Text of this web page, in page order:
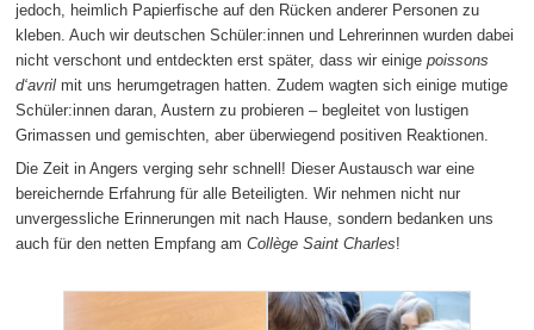
jedoch, heimlich Papierfische auf den Rücken anderer Personen zu
kleben. Auch wir deutschen Schüler:innen und Lehrerinnen wurden dabei
nicht verschont und entdeckten erst später, dass wir einigepoissons
d‘avril mit uns herumgetragen hatten. Zudem wagten sich einige mutige
Schüler:innen daran, Austern zu probieren – begleitet von lustigen
Grimassen und gemischten, aber überwiegend positiven Reaktionen.
Die Zeit in Angers verging sehr schnell! Dieser Austausch war eine
bereichernde Erfahrung für alle Beteiligten. Wir nehmen nicht nur
unvergessliche Erinnerungen mit nach Hause, sondern bedanken uns
auch für den netten Empfang amCollège Saint Charles!